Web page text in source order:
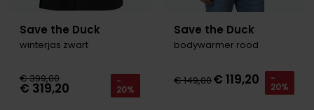
Save the Duck
winterjas zwart
€ 399,00
€ 319,20 -
20%
Save the Duck
bodywarmer rood
€ 149,00€ 119,20 -
20%